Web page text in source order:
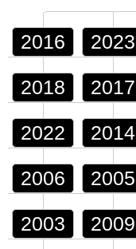
2016 2023
2018 2017
2022 2014
2006 2005
2003 2009